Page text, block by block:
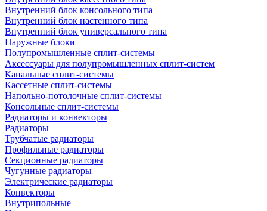
Внутренний блок консольного типа
Внутренний блок настенного типа
Внутренний блок универсального типа
Наружные блоки
Полупромышленные сплит-системы
Аксессуары для полупромышленных сплит-систем
Канальные сплит-системы
Кассетные сплит-системы
Напольно-потолочные сплит-системы
Консольные сплит-системы
Радиаторы и конвекторы
Радиаторы
Трубчатые радиаторы
Профильные радиаторы
Секционные радиаторы
Чугунные радиаторы
Электрические радиаторы
Конвекторы
Внутрипольные